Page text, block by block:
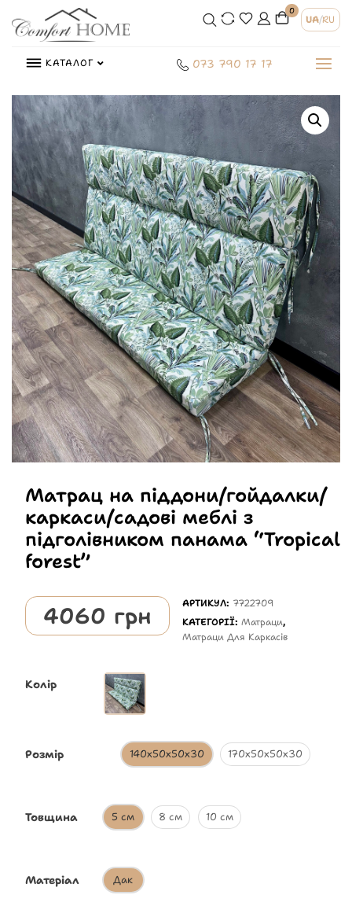
0
UA/RU
КАТАЛОГ 073 790 17 17
Матрац на піддони/гойдалки/
каркаси/садові меблі з
підголівником панама “Tropical
forest”
4060 грн АРТИКУЛ: 7722709
КАТЕГОРІЇ:Матраци,
Матраци Для Каркасів
Колір
Розмір 140х50х50х30 170х50х50х30
Товщина 5 см 8 см 10 см
Матеріал Дак